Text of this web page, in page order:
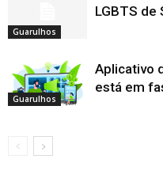
Guarulhos
LGBTS de
Guarulhos
Aplicativo
está em